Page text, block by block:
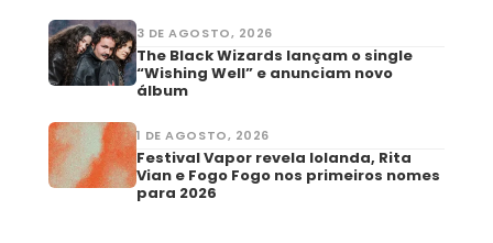
3 DE AGOSTO, 2026
The Black Wizards lançam o single
“Wishing Well” e anunciam novo
álbum
1 DE AGOSTO, 2026
Festival Vapor revela Iolanda, Rita
Vian e Fogo Fogo nos primeiros nomes
para 2026